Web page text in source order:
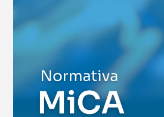
Del 14 de octubre de 2026 al 13 de
Streaming
CAIA® Chartered Alternative
Nivel II